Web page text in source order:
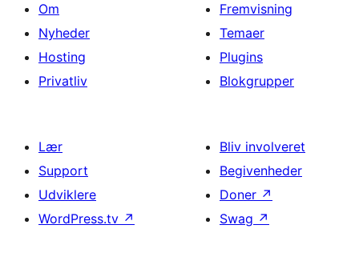
Om
Nyheder
Hosting
Privatliv
Fremvisning
Temaer
Plugins
Blokgrupper
Lær
Support
Udviklere
WordPress.tv ↗
Bliv involveret
Begivenheder
Doner ↗
Swag ↗